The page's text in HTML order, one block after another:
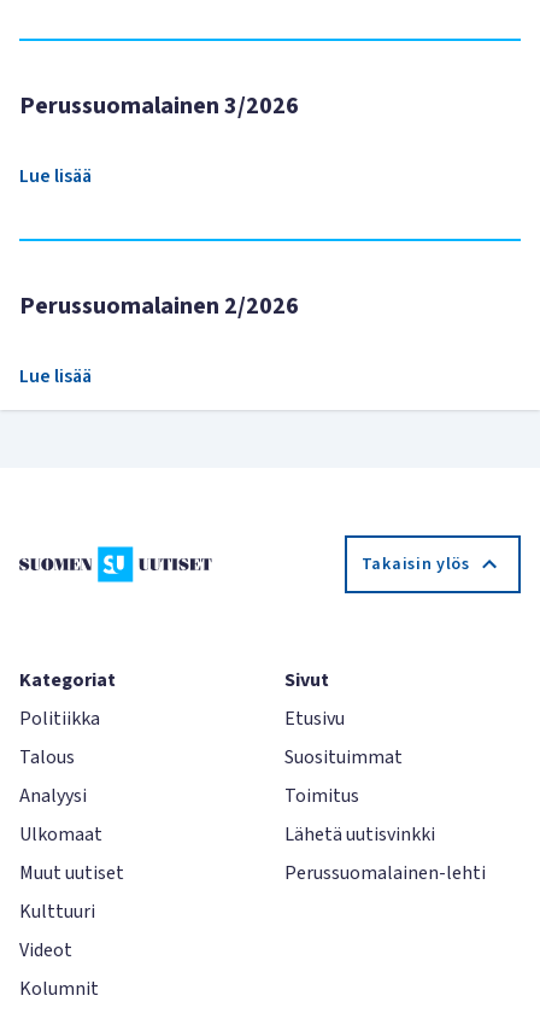
Perussuomalainen 3/2026
Lue lisää
Perussuomalainen 2/2026
Lue lisää
Takaisin ylös
Kategoriat
Politiikka
Talous
Analyysi
Ulkomaat
Muut uutiset
Kulttuuri
Videot
Kolumnit
Sivut
Etusivu
Suosituimmat
Toimitus
Lähetä uutisvinkki
Perussuomalainen-lehti